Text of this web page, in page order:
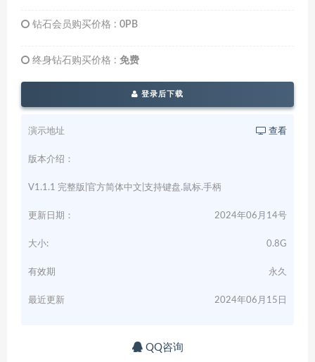
钻石会员购买价格 : 0PB
终身钻石购买价格 : 免费
登录后下载
演示地址 查看
版本介绍：
V1.1.1 完整版|官方简体中文|支持键盘.鼠标.手柄
更新日期： 2024年06月14号
大小: 0.8G
有效期 永久
最近更新 2024年06月15日
QQ咨询